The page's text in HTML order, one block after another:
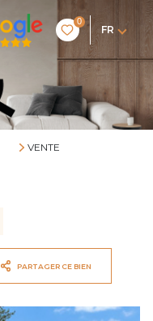
0
FR
VENTE
PARTAGER CE BIEN